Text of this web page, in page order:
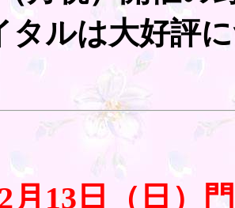
タルは大好評
月13日（日）